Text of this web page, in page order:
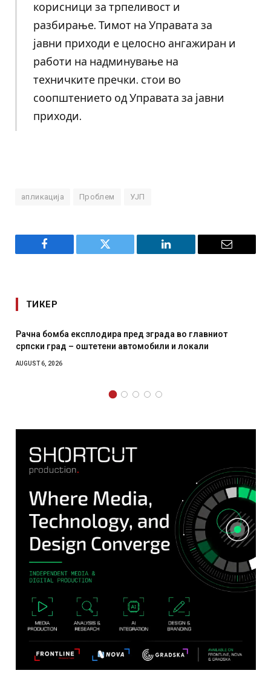
корисници за трпеливост и
разбирање. Тимот на Управата за
јавни приходи е целосно ангажиран и
работи на надминување на
техничките пречки. стои во
соопштението од Управата за јавни
приходи.
апликација Проблем УЈП
Facebook Twitter LinkedIn Email
ТИКЕР
зграда во главниот
и локали
И Данска се милитарилизира
месечна воена